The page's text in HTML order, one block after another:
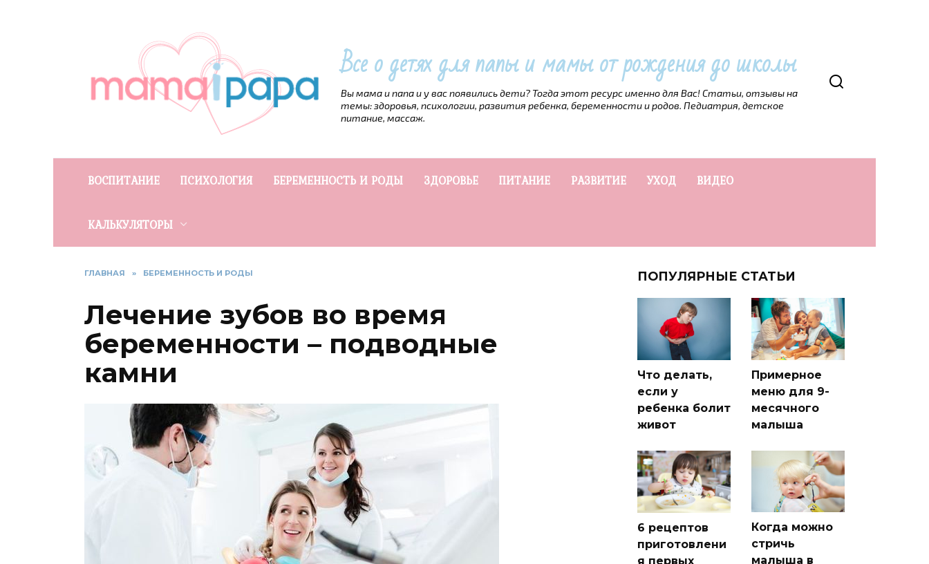
Все о детях для папы и мамы от рождения до школы
Вы мама и папа и у вас появились дети? Тогда этот ресурс именно для Вас! Статьи, отзывы на
темы: здоровья, психологии, развития ребенка, беременности и родов. Педиатрия, детское
питание, массаж.
ВОСПИТАНИЕ ПСИХОЛОГИЯ БЕРЕМЕННОСТЬ И РОДЫ ЗДОРОВЬЕ ПИТАНИЕ РАЗВИТИЕ УХОД ВИДЕО
КАЛЬКУЛЯТОРЫ
ГЛАВНАЯ » БЕРЕМЕННОСТЬ И РОДЫ
Лечение зубов во время
беременности – подводные
камни
ПОПУЛЯРНЫЕ СТАТЬИ
Что делать,
если у
ребенка болит
живот
Примерное
меню для 9-
месячного
малыша
6 рецептов
приготовлени
я первых
Когда можно
стричь
малыша в